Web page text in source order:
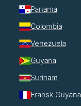
Panama
Colombia
Venezuela
Guyana
Surinam
Fransk Guyana